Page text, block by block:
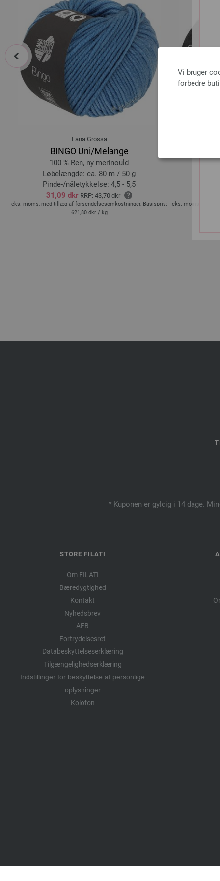
Vi bruger
forbedre
Lana Grossa
BINGO Uni/Melange
100 % Ren, ny merinould
Løbelængde: ca. 80 m / 50 g
Pinde-/nåletykkelse: 4,5 - 5,5
31,09 dkr RRP: 43,70 dkr
eks. moms, med tillæg af forsendelsesomkostninger, Basispris:
621,80 dkr / kg
eks. moms, med
prev
* Kuponen er gyldig i 14 dage.
STORE FILATI
Om FILATI
Bæredygtighed
Kontakt
Nyhedsbrev
AFB
Fortrydelsesret
Databeskyttelseserklæring
Tilgængelighedserklæring
Indstillinger for beskyttelse af personlige
oplysninger
Kolofon